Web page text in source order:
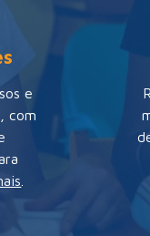
e
com